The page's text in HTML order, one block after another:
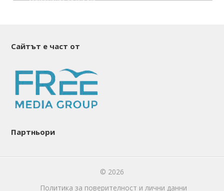
Сайтът е част от
Партньори
© 2026
Политика за поверителност и лични данни